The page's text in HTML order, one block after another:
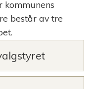
kommunens
består av tre